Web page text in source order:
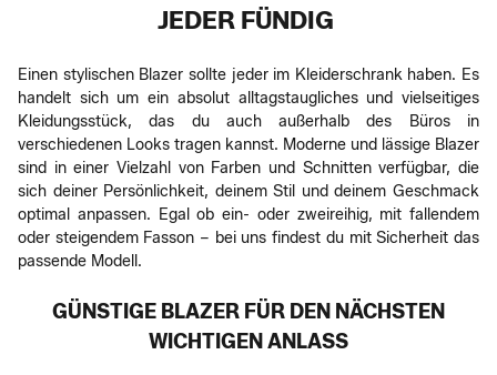
JEDER FÜNDIG
Einen stylischen Blazer sollte jeder im Kleiderschrank haben. Es
handelt sich um ein absolut alltagstaugliches und vielseitiges
Kleidungsstück, das du auch außerhalb des Büros in
verschiedenen Looks tragen kannst. Moderne und lässige Blazer
sind in einer Vielzahl von Farben und Schnitten verfügbar, die
sich deiner Persönlichkeit, deinem Stil und deinem Geschmack
optimal anpassen. Egal ob ein- oder zweireihig, mit fallendem
oder steigendem Fasson – bei uns findest du mit Sicherheit das
passende Modell.
GÜNSTIGE BLAZER FÜR DEN NÄCHSTEN
WICHTIGEN ANLASS